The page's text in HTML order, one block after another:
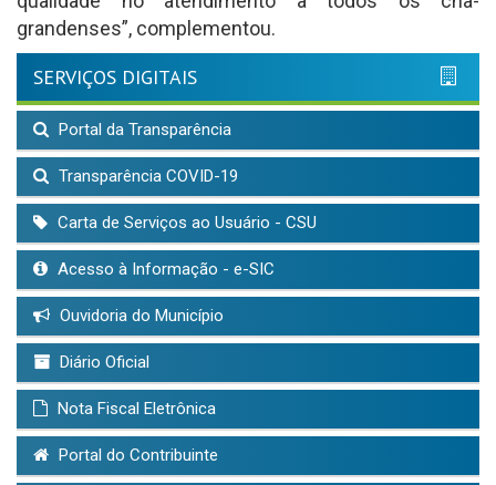
grandenses”, complementou.
SERVIÇOS DIGITAIS
Portal da Transparência
Transparência COVID-19
Carta de Serviços ao Usuário - CSU
Acesso à Informação - e-SIC
Ouvidoria do Município
Diário Oficial
Nota Fiscal Eletrônica
Portal do Contribuinte